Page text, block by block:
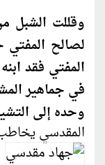
وقللت الشبل
لصالح المفتي
المفتي فقد
في جماهير
وحده إلى
المقدسي